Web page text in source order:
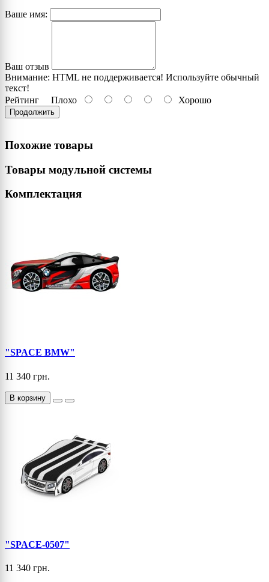
Ваше имя:
Ваш отзыв
Внимание: HTML не поддерживается! Используйте обычный
текст!
Рейтинг Плохо Хорошо
Продолжить
Похожие товары
Товары модульной системы
Комплектация
"SPACE BMW"
11 340 грн.
В корзину
"SPACE-0507"
11 340 грн.